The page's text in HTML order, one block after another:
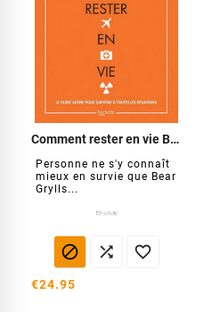
Comment rester en vie Bear Grylls
Personne ne s'y connaît
mieux en survie que Bear
Grylls...
  
€24.95